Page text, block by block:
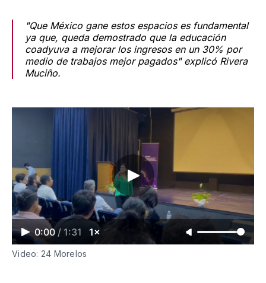
"Que México gane estos espacios es fundamental
ya que, queda demostrado que la educación
coadyuva a mejorar los ingresos en un 30% por
medio de trabajos mejor pagados" explicó Rivera
Muciño.
0:00 / 1:31 1×
Video: 24 Morelos